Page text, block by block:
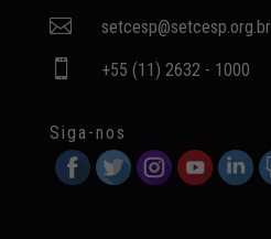
 setcesp@setcesp.org.br
 +55 (11) 2632 - 1000
Siga-nos